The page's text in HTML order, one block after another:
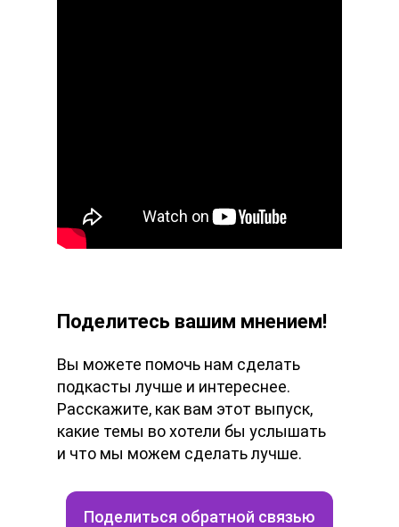
Поделитесь вашим мнением!
Вы можете помочь нам сделать
подкасты лучше и интереснее.
Расскажите, как вам этот выпуск,
какие темы во хотели бы услышать
и что мы можем сделать лучше.
Поделиться обратной связью